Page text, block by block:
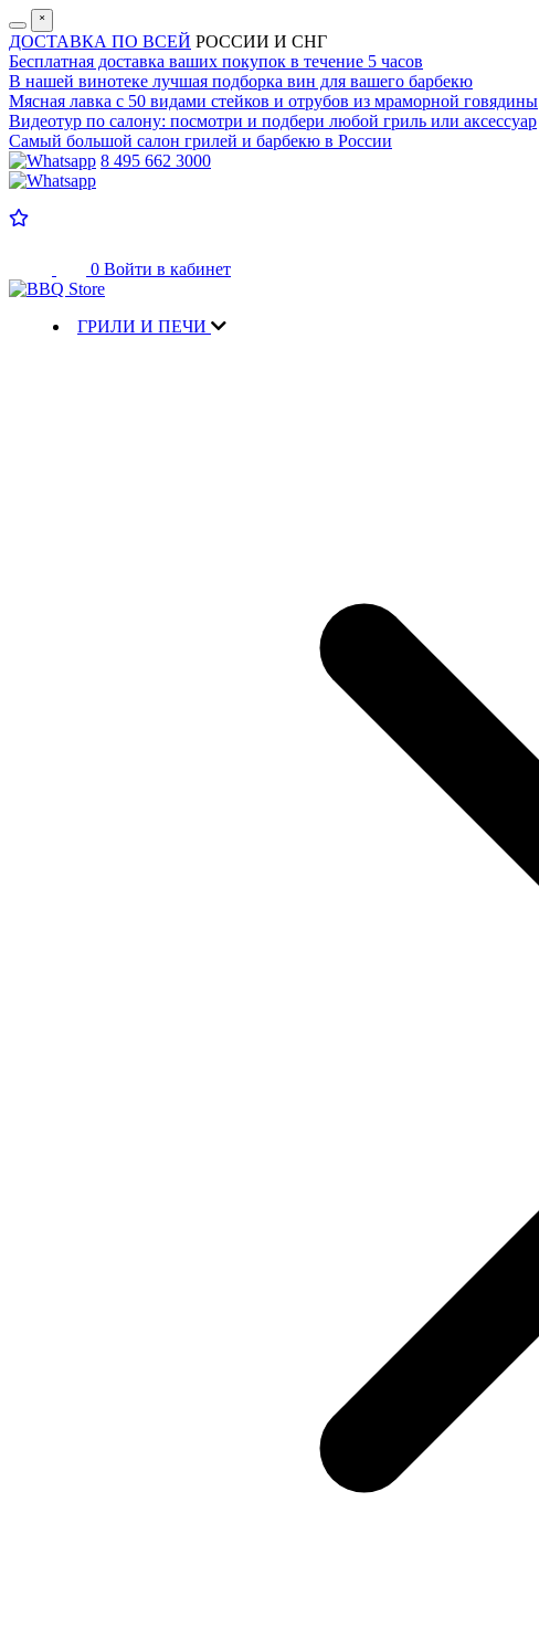
˟
ДОСТАВКА ПО ВСЕЙ РОССИИ И СНГ
Бесплатная доставка ваших покупок в течение 5 часов
В нашей винотеке лучшая подборка вин для вашего барбекю
Мясная лавка с 50 видами стейков и отрубов из мраморной говядины
Видеотур по салону: посмотри и подбери любой гриль или аксессуар
Самый большой салон грилей и барбекю в России
8 495 662 3000
0 Войти в кабинет
ГРИЛИ И ПЕЧИ